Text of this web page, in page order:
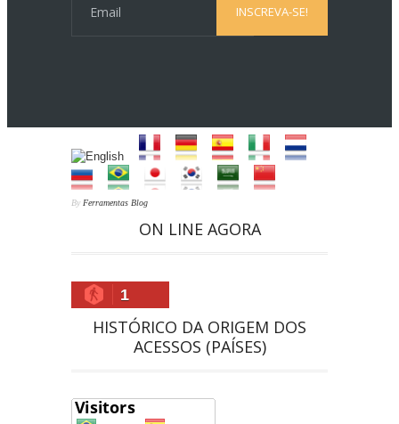
By Ferramentas Blog
ON LINE AGORA
1
HISTÓRICO DA ORIGEM DOS
ACESSOS (PAÍSES)